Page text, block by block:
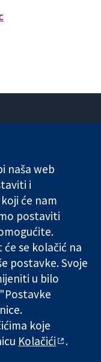
Novosti
medije
O nama
Poslovi
Cochrane
Library
1045921) and a
registered in
718 2127 49.
naša web
i
će nam
postaviti
se kolačić na
postavke. Svoje
u bilo
koje
Kolačići .